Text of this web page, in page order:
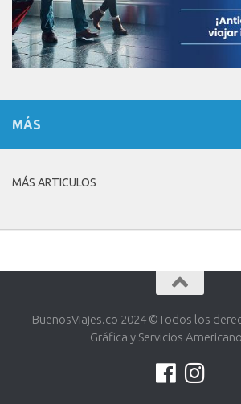
MÁS
MÁS ARTICULOS
BuenosViajes.co 2024 ©️Todos los
Gráfica y Servicios